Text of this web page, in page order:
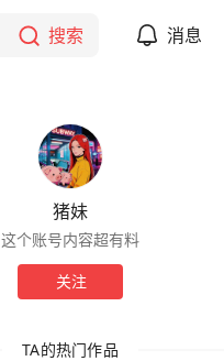
搜索 消息
猪妹
这个账号内容超有料
关注
TA的热门作品